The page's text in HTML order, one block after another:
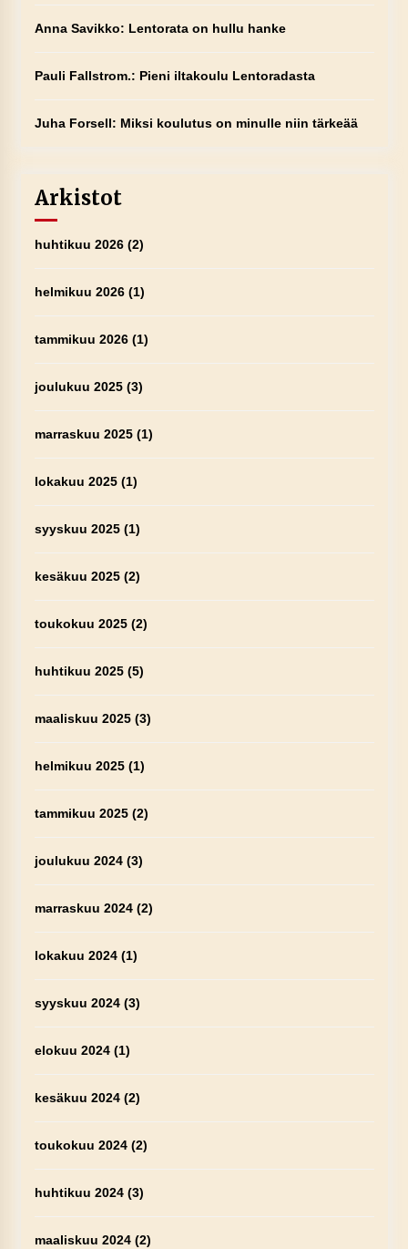
Anna Savikko: Lentorata on hullu hanke
Pauli Fallstrom.: Pieni iltakoulu Lentoradasta
Juha Forsell: Miksi koulutus on minulle niin tärkeää
Arkistot
huhtikuu 2026(2)
helmikuu 2026(1)
tammikuu 2026(1)
joulukuu 2025(3)
marraskuu 2025(1)
lokakuu 2025(1)
syyskuu 2025(1)
kesäkuu 2025(2)
toukokuu 2025(2)
huhtikuu 2025(5)
maaliskuu 2025(3)
helmikuu 2025(1)
tammikuu 2025(2)
joulukuu 2024(3)
marraskuu 2024(2)
lokakuu 2024(1)
syyskuu 2024(3)
elokuu 2024(1)
kesäkuu 2024(2)
toukokuu 2024(2)
huhtikuu 2024(3)
maaliskuu 2024(2)